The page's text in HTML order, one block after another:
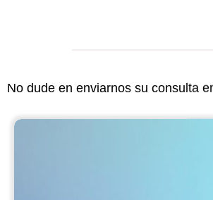
No dude en enviarnos su consulta